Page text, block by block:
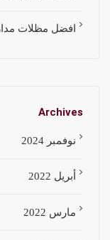
افضل مظلات
Archives
نوفمبر 2024
أبريل 2022
مارس 2022